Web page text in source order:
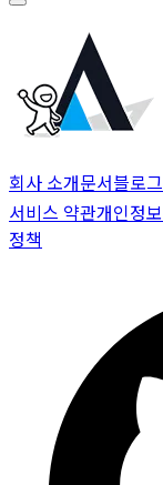
회사 소개문서블로그
서비스 약관개인정
정책